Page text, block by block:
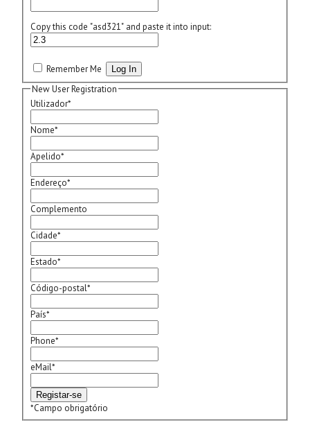
Copy this code "asd321" and paste it into input:
Remember Me
New User Registration
Utilizador*
Nome*
Apelido*
Endereço*
Complemento
Cidade*
Estado*
Código-postal*
País*
Phone*
eMail*
*Campo obrigatório